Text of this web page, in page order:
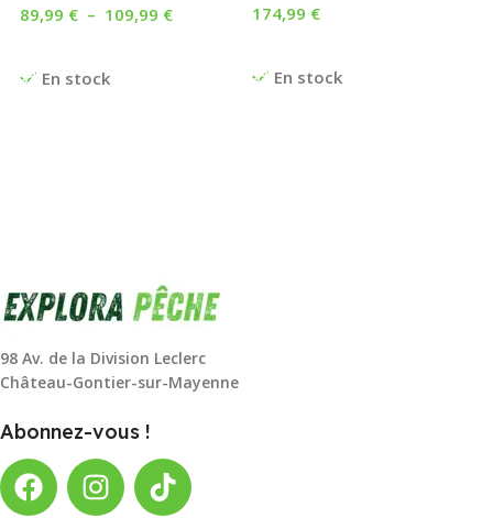
En stock
89,99 € – 109,99 €
En stock
174,99 €
98 Av. de la Division Leclerc
Château-Gontier-sur-Mayenne
Abonnez-vous !